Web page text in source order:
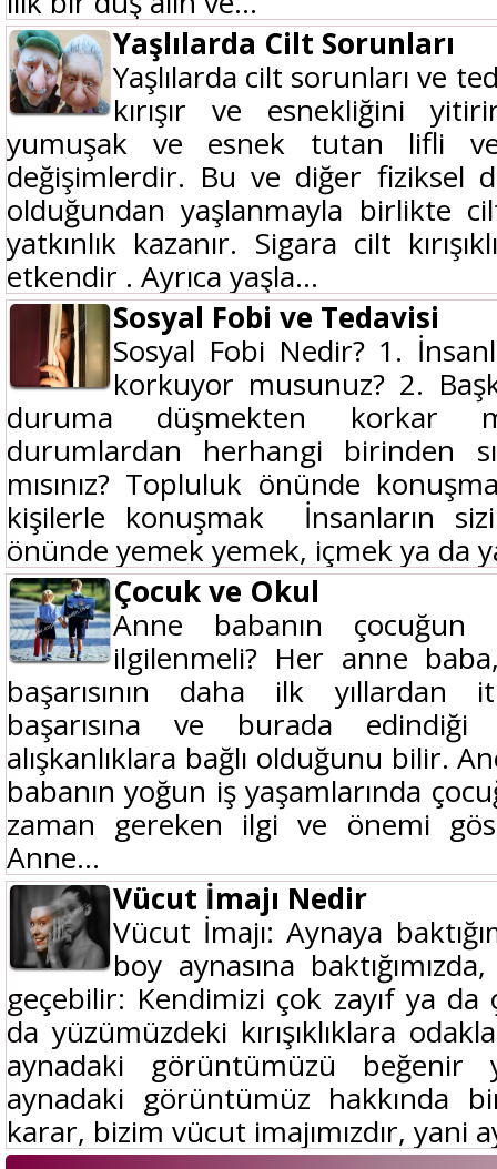
Yaşlılarda Cilt Sorunları
Yaşlılarda cilt sorunları ve
kırışır ve esnekliğini
yumuşak ve esnek tutan lifli
değişimlerdir. Bu ve diğer fiziksel
olduğundan yaşlanmayla birlikte
yatkınlık kazanır. Sigara cilt
etkendir . Ayrıca yaşla...
Sosyal Fobi ve Tedavisi
Sosyal Fobi Nedir? 1.
korkuyor musunuz? 2.
duruma düşmekten korkar
durumlardan herhangi birinden
mısınız? Topluluk önünde
kişilerle konuşmak İnsanların
önünde yemek yemek, içmek ya da
Çocuk ve Okul
Anne babanın
ilgilenmeli? Her anne
başarısının daha ilk yıllardan
başarısına ve burada
alışkanlıklara bağlı olduğunu bilir.
babanın yoğun iş yaşamlarında
zaman gereken ilgi ve önemi
Anne...
Vücut İmajı Nedir
Vücut İmajı: Aynaya
boy aynasına
geçebilir: Kendimizi çok zayıf ya
da yüzümüzdeki kırışıklıklara
aynadaki görüntümüzü
aynadaki görüntümüz hakkında
karar, bizim vücut imajımızdır, yani